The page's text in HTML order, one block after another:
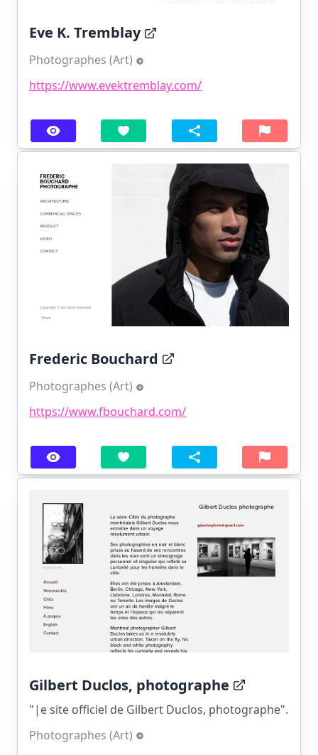
Eve K. Tremblay
Photographes (Art)
https://www.evektremblay.com/
Frederic Bouchard
Photographes (Art)
https://www.fbouchard.com/
Gilbert Duclos, photographe
"|e site officiel de Gilbert Duclos, photographe".
Photographes (Art)